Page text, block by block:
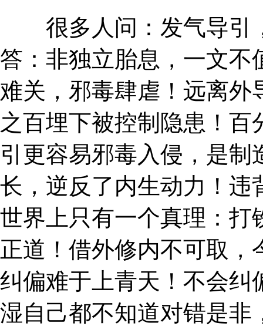
很多人问：发气导引
答：非独立胎息，一文不
难关，邪毒肆虐！远离外
之百埋下被控制隐患！
引更容易邪毒入侵，是
长，逆反了内生动力！违
世界上只有一个真理：打
正道！借外修内不可取
纠偏难于上青天！不会纠
湿自己都不知道对错是非